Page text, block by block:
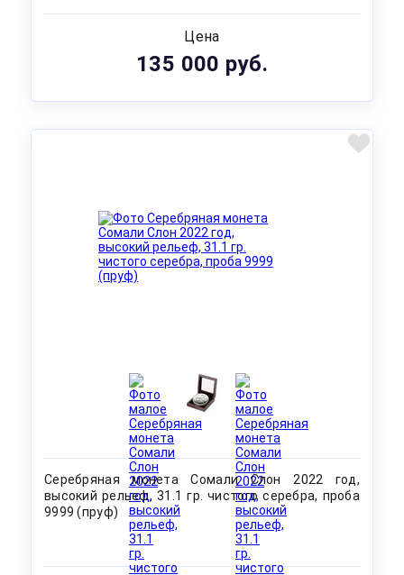
Цена
135 000 руб.
Серебряная монета Сомали Слон 2022 год,
высокий рельеф, 31.1 гр. чистого серебра, проба
9999 (пруф)